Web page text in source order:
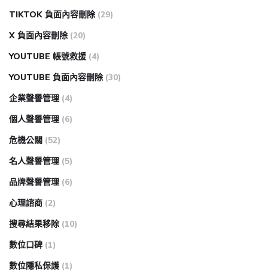
TIKTOK 負面內容刪除 (29)
X 負面內容刪除 (20)
YOUTUBE 帳號救援 (4)
YOUTUBE 負面內容刪除 (30)
企業聲譽管理 (4)
個人聲譽管理 (6)
危機公關 (52)
名人聲譽管理 (5)
品牌聲譽管理 (6)
心理諮商 (2)
搜尋結果移除 (10)
數位口碑 (1)
數位隱私保護 (1)